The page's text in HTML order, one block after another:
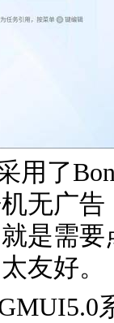
用了
无广
是需
友好。